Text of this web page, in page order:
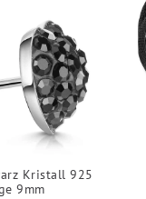
Kristall 925
9mm